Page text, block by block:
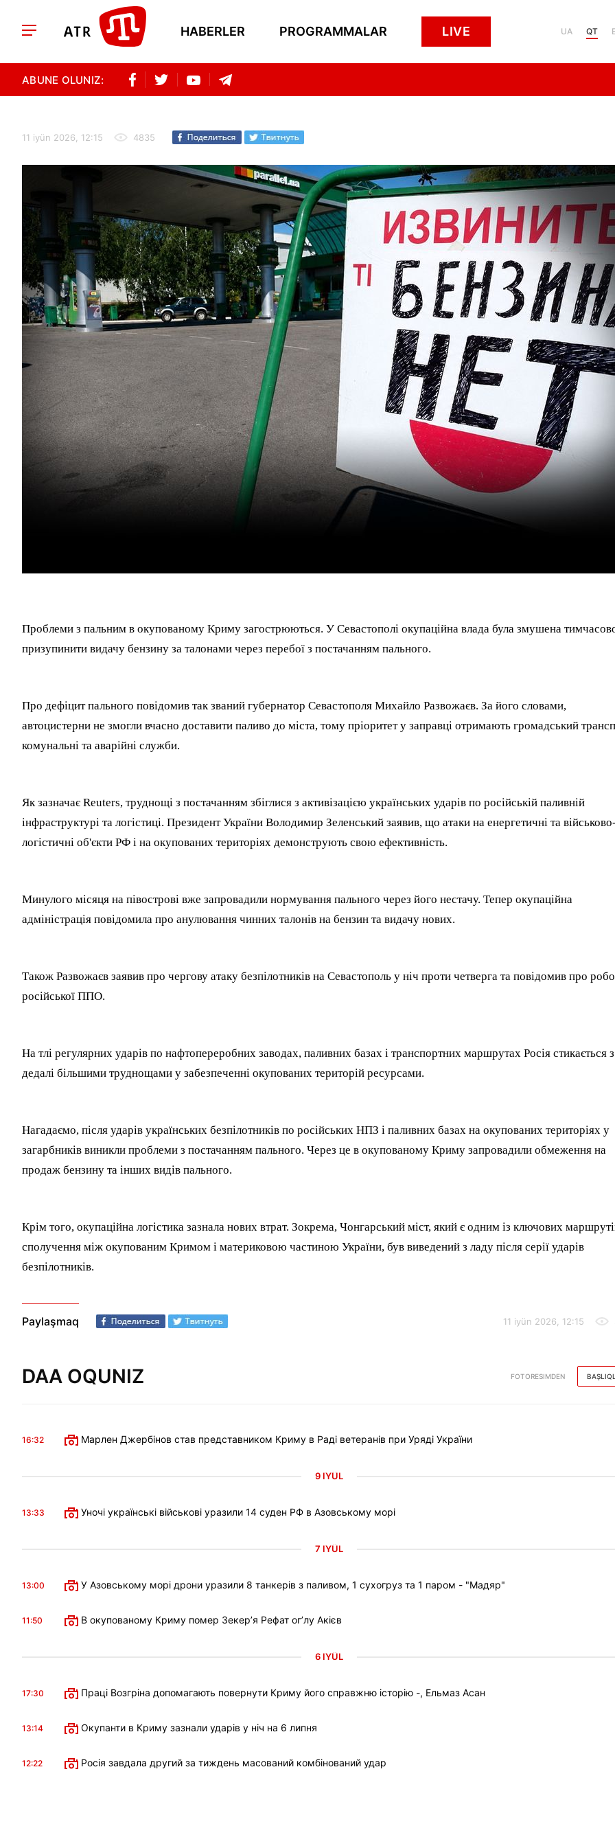
HABERLER PROGRAMMALAR LIVE UA QT
ABUNE OLUNIZ:
11 iyün 2026, 12:15 4835
Проблеми з пальним в окупованому Криму загострюються. У Севастополі окупаційна влада була змушена
призупинити видачу бензину за талонами через перебої з постачанням пального.
Про дефіцит пального повідомив так званий губернатор Севастополя Михайло Развожаєв. За його словами,
автоцистерни не змогли вчасно доставити паливо до міста, тому пріоритет у заправці отримають громадський
комунальні та аварійні служби.
Як зазначає Reuters, труднощі з постачанням збіглися з активізацією українських ударів по російській паливній
інфраструктурі та логістиці. Президент України Володимир Зеленський заявив, що атаки на енергетичні та військово-
логістичні об'єкти РФ і на окупованих територіях демонструють свою ефективність.
Минулого місяця на півострові вже запровадили нормування пального через його нестачу. Тепер окупаційна
адміністрація повідомила про анулювання чинних талонів на бензин та видачу нових.
Також Развожаєв заявив про чергову атаку безпілотників на Севастополь у ніч проти четверга та повідомив про
російської ППО.
На тлі регулярних ударів по нафтопереробних заводах, паливних базах і транспортних маршрутах Росія стикається з
дедалі більшими труднощами у забезпеченні окупованих територій ресурсами.
Нагадаємо, після ударів українських безпілотників по російських НПЗ і паливних базах на окупованих територіях у
загарбників виникли проблеми з постачанням пального. Через це в окупованому Криму запровадили обмеження на
продаж бензину та інших видів пального.
Крім того, окупаційна логістика зазнала нових втрат. Зокрема, Чонгарський міст, який є одним із ключових
сполучення між окупованим Кримом і материковою частиною України, був виведений з ладу після серії ударів
безпілотників.
Paylaşmaq 11 iyün 2026, 12:15
DAA OQUNIZ FOTORESIMDEN
16:32 Марлен Джербінов став представником Криму в Раді ветеранів при Уряді України
9 IYÜL
13:33 Уночі українські військові уразили 14 суден РФ в Азовському морі
7 IYÜL
13:00 У Азовському морі дрони уразили 8 танкерів з паливом, 1 сухогруз та 1 паром - "Мадяр"
11:50 В окупованому Криму помер Зекерʼя Рефат огʼлу Акієв
6 IYÜL
17:30 Праці Возгріна допомагають повернути Криму його справжню історію -, Ельмаз Асан
13:14 Окупанти в Криму зазнали ударів у ніч на 6 липня
12:22 Росія завдала другий за тиждень масований комбінований удар